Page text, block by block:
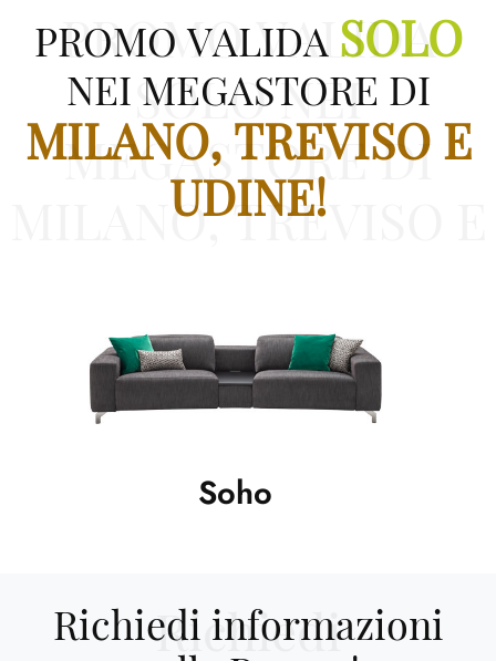
PROMO VALIDA SOLO
NEI MEGASTORE DI
MILANO, TREVISO E
UDINE!
PROMO VALIDA
SOLONEI
MEGASTORE DI
MILANO, TREVISO E
Soho
Richiedi informazioni
Richiedi